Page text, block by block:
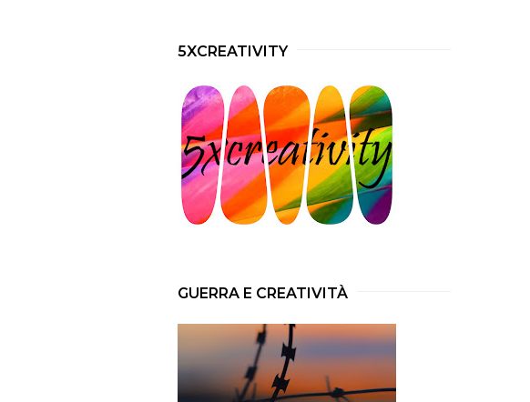
5XCREATIVITY
GUERRA E CREATIVITÀ